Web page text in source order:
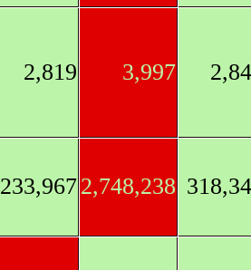
2,819 3,997
233,9672,748,238